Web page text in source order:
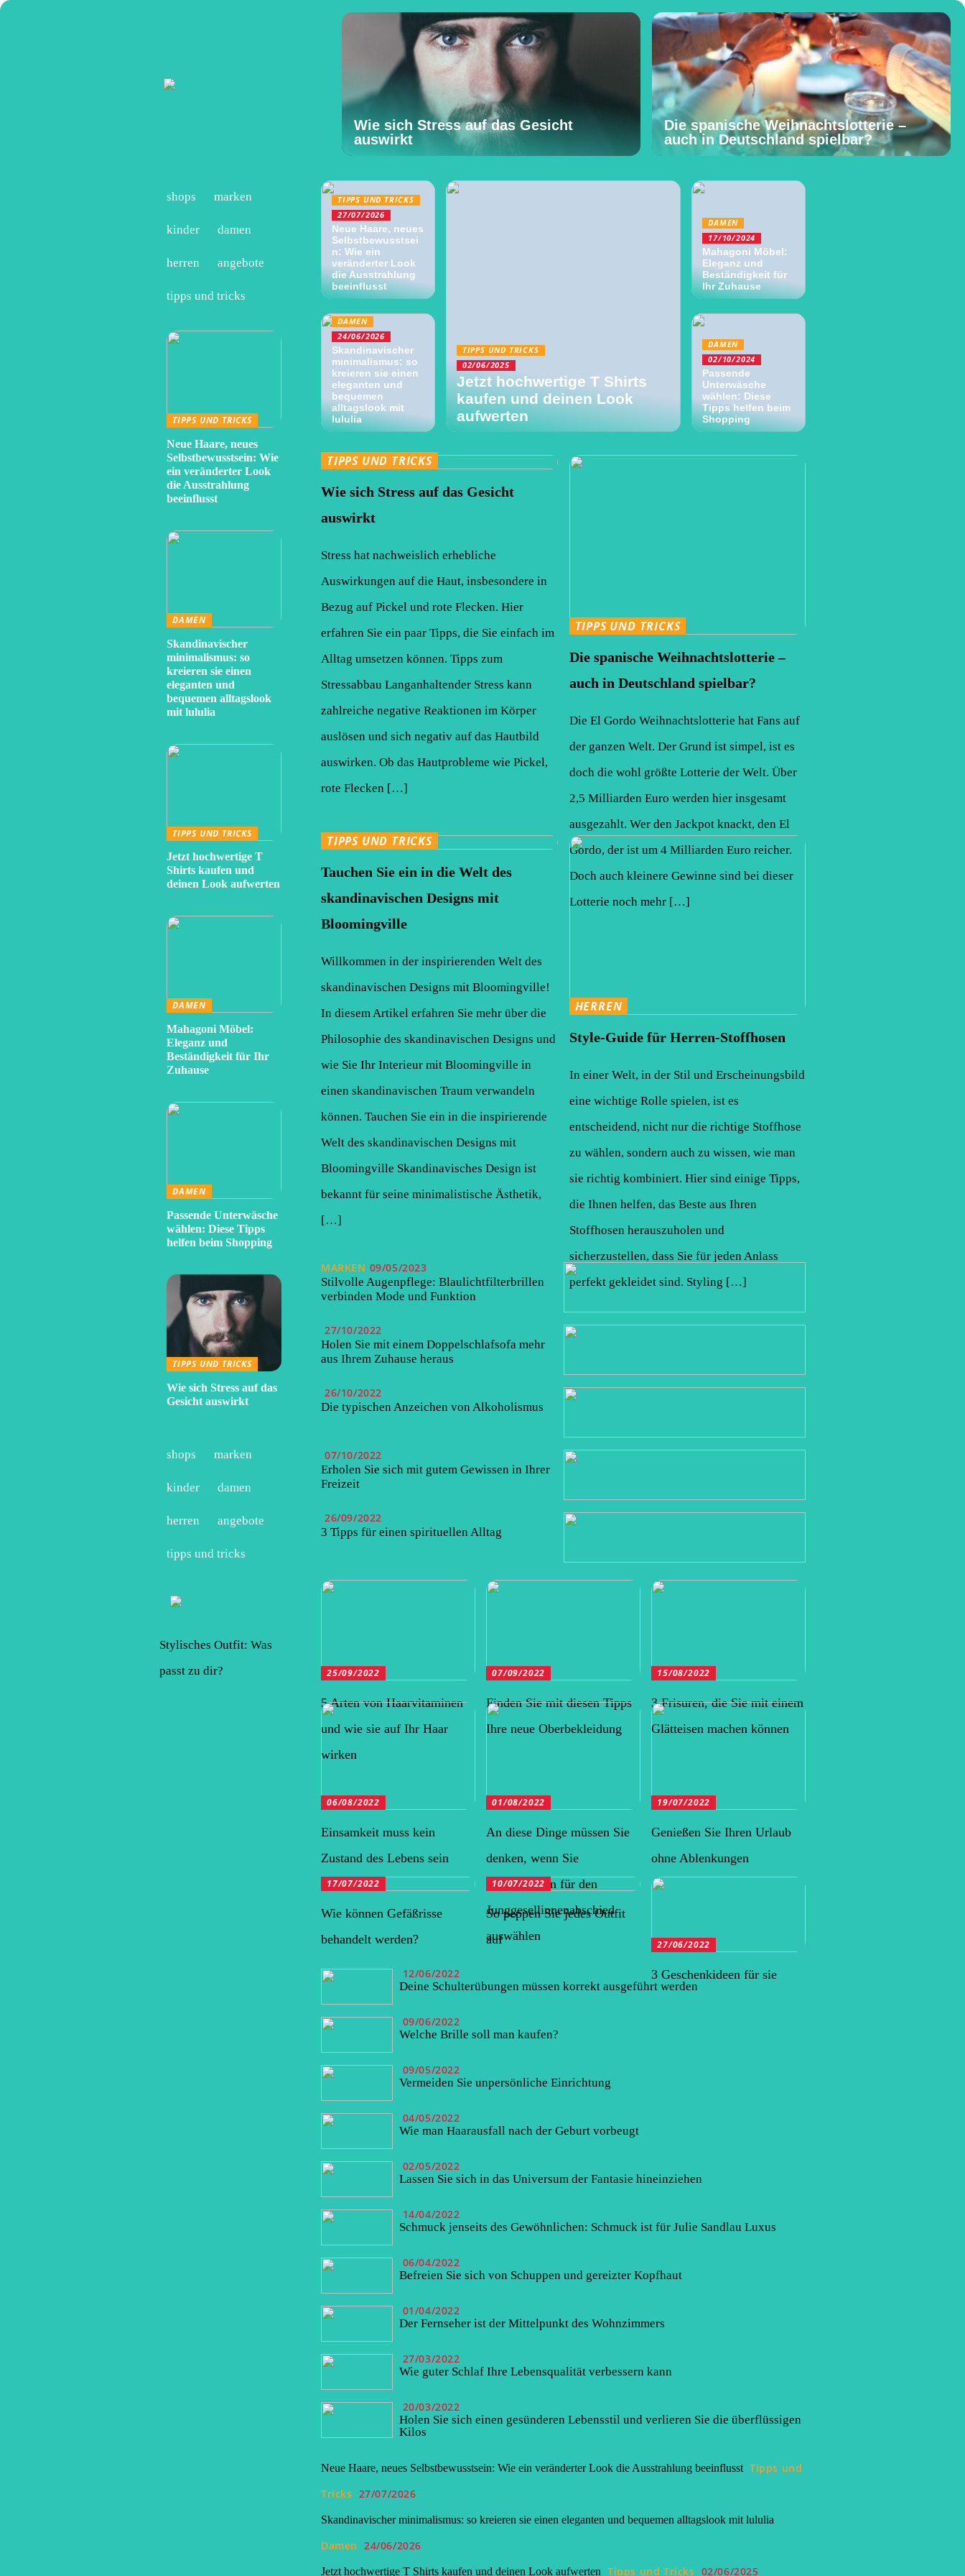
Wie sich Stress auf das Gesicht
auswirkt
Die spanische Weihnachtslotterie –
auch in Deutschland spielbar?
TIPPS UND TRICKS
27/07/2026
Neue Haare, neues
Selbstbewusstsei
n: Wie ein
veränderter Look
die Ausstrahlung
beeinflusst
DAMEN
24/06/2026
Skandinavischer
minimalismus: so
kreieren sie einen
eleganten und
bequemen
alltagslook mit
lululia
TIPPS UND TRICKS
02/06/2025
Jetzt hochwertige T Shirts
kaufen und deinen Look
aufwerten
DAMEN
17/10/2024
Mahagoni Möbel:
Eleganz und
Beständigkeit für
Ihr Zuhause
DAMEN
02/10/2024
Passende
Unterwäsche
wählen: Diese
Tipps helfen beim
Shopping
TIPPS UND TRICKS
Wie sich Stress auf das Gesicht
auswirkt
Stress hat nachweislich erhebliche
Auswirkungen auf die Haut, insbesondere in
Bezug auf Pickel und rote Flecken. Hier
erfahren Sie ein paar Tipps, die Sie einfach im
Alltag umsetzen können. Tipps zum
Stressabbau Langanhaltender Stress kann
zahlreiche negative Reaktionen im Körper
auslösen und sich negativ auf das Hautbild
auswirken. Ob das Hautprobleme wie Pickel,
rote Flecken […]
TIPPS UND TRICKS
Die spanische Weihnachtslotterie –
auch in Deutschland spielbar?
Die El Gordo Weihnachtslotterie hat Fans auf
der ganzen Welt. Der Grund ist simpel, ist es
doch die wohl größte Lotterie der Welt. Über
2,5 Milliarden Euro werden hier insgesamt
ausgezahlt. Wer den Jackpot knackt, den El
Gordo, der ist um 4 Milliarden Euro reicher.
Doch auch kleinere Gewinne sind bei dieser
Lotterie noch mehr […]
TIPPS UND TRICKS
Tauchen Sie ein in die Welt des
skandinavischen Designs mit
Bloomingville
Willkommen in der inspirierenden Welt des
skandinavischen Designs mit Bloomingville!
In diesem Artikel erfahren Sie mehr über die
Philosophie des skandinavischen Designs und
wie Sie Ihr Interieur mit Bloomingville in
einen skandinavischen Traum verwandeln
können. Tauchen Sie ein in die inspirierende
Welt des skandinavischen Designs mit
Bloomingville Skandinavisches Design ist
bekannt für seine minimalistische Ästhetik,
[…]
HERREN
Style-Guide für Herren-Stoffhosen
In einer Welt, in der Stil und Erscheinungsbild
eine wichtige Rolle spielen, ist es
entscheidend, nicht nur die richtige Stoffhose
zu wählen, sondern auch zu wissen, wie man
sie richtig kombiniert. Hier sind einige Tipps,
die Ihnen helfen, das Beste aus Ihren
Stoffhosen herauszuholen und
sicherzustellen, dass Sie für jeden Anlass
perfekt gekleidet sind. Styling […]
MARKEN 09/05/2023
Stilvolle Augenpflege: Blaulichtfilterbrillen
verbinden Mode und Funktion
27/10/2022
Holen Sie mit einem Doppelschlafsofa mehr
aus Ihrem Zuhause heraus
26/10/2022
Die typischen Anzeichen von Alkoholismus
07/10/2022
Erholen Sie sich mit gutem Gewissen in Ihrer
Freizeit
26/09/2022
3 Tipps für einen spirituellen Alltag
25/09/2022
5 Arten von Haarvitaminen
und wie sie auf Ihr Haar
wirken
07/09/2022
Finden Sie mit diesen Tipps
Ihre neue Oberbekleidung
15/08/2022
3 Frisuren, die Sie mit einem
Glätteisen machen können
06/08/2022
Einsamkeit muss kein
Zustand des Lebens sein
01/08/2022
An diese Dinge müssen Sie
denken, wenn Sie
Dekorationen für den
Junggesellinnenabschied
auswählen
19/07/2022
Genießen Sie Ihren Urlaub
ohne Ablenkungen
17/07/2022
Wie können Gefäßrisse
behandelt werden?
10/07/2022
So peppen Sie jedes Outfit
auf
27/06/2022
3 Geschenkideen für sie
12/06/2022
Deine Schulterübungen müssen korrekt ausgeführt werden
09/06/2022
Welche Brille soll man kaufen?
09/05/2022
Vermeiden Sie unpersönliche Einrichtung
04/05/2022
Wie man Haarausfall nach der Geburt vorbeugt
02/05/2022
Lassen Sie sich in das Universum der Fantasie hineinziehen
14/04/2022
Schmuck jenseits des Gewöhnlichen: Schmuck ist für Julie Sandlau Luxus
06/04/2022
Befreien Sie sich von Schuppen und gereizter Kopfhaut
01/04/2022
Der Fernseher ist der Mittelpunkt des Wohnzimmers
27/03/2022
Wie guter Schlaf Ihre Lebensqualität verbessern kann
20/03/2022
Holen Sie sich einen gesünderen Lebensstil und verlieren Sie die überflüssigen
Kilos
Neue Haare, neues Selbstbewusstsein: Wie ein veränderter Look die Ausstrahlung beeinflusst Tipps und
Tricks 27/07/2026
Skandinavischer minimalismus: so kreieren sie einen eleganten und bequemen alltagslook mit lululia
Damen 24/06/2026
Jetzt hochwertige T Shirts kaufen und deinen Look aufwerten Tipps und Tricks 02/06/2025
shops marken
kinder damen
herren angebote
tipps und tricks
TIPPS UND TRICKS
Neue Haare, neues
Selbstbewusstsein: Wie
ein veränderter Look
die Ausstrahlung
beeinflusst
DAMEN
Skandinavischer
minimalismus: so
kreieren sie einen
eleganten und
bequemen alltagslook
mit lululia
TIPPS UND TRICKS
Jetzt hochwertige T
Shirts kaufen und
deinen Look aufwerten
DAMEN
Mahagoni Möbel:
Eleganz und
Beständigkeit für Ihr
Zuhause
DAMEN
Passende Unterwäsche
wählen: Diese Tipps
helfen beim Shopping
TIPPS UND TRICKS
Wie sich Stress auf das
Gesicht auswirkt
shops marken
kinder damen
herren angebote
tipps und tricks
Stylisches Outfit: Was
passt zu dir?